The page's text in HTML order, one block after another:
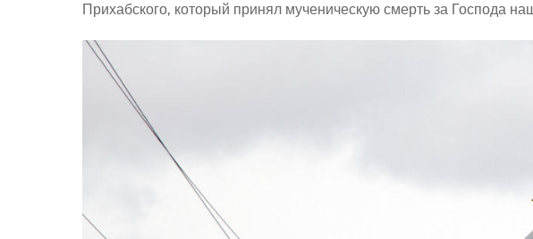
Прихабского, который принял мученическую смерть за Господа